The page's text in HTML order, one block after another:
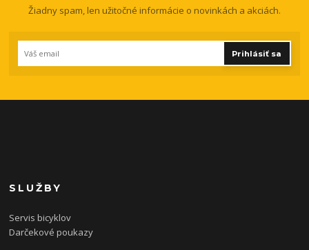
Žiadny spam, len užitočné informácie o novinkách a akciách.
Prihlásiť sa
SLUŽBY
Servis bicyklov
Darčekové poukazy